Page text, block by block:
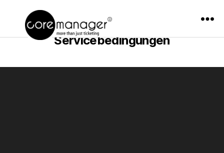
Kategorie:
Servicebedingungen